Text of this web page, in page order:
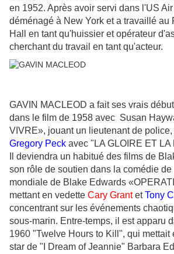
en 1952. Après avoir servi dans l'US
déménagé à New York et a travaillé au
Hall en tant qu'huissier et opérateur
cherchant du travail en tant qu'acteur.
GAVIN MACLEOD a fait ses vrais
dans le film de 1958 avec Susan
VIVRE», jouant un lieutenant de police,
Gregory Peck avec " LA GLOIRE ET LA
Il deviendra un habitué des films de
son rôle de soutien dans la comédie
mondiale de Blake Edwards «
mettant en vedette Cary GrantetTony
concentrant sur les événements
sous-marin. Entre-temps, il est apparu
1960 "Twelve Hours to Kill", qui mettait
star de "I Dream of Jeannie" Barbara